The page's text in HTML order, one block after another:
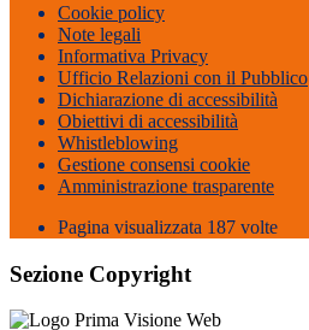
Cookie policy
Note legali
Informativa Privacy
Ufficio Relazioni con il Pubblico
Dichiarazione di accessibilità
Obiettivi di accessibilità
Whistleblowing
Gestione consensi cookie
Amministrazione trasparente
Pagina visualizzata 187 volte
Sezione Copyright